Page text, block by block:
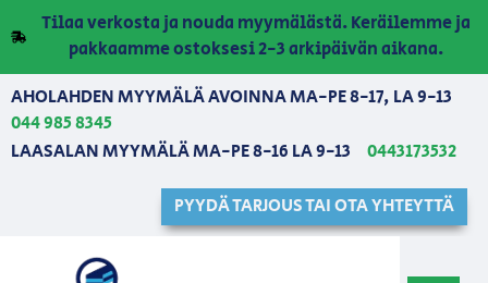
Tilaa verkosta ja nouda myymälästä. Keräilemme ja
pakkaamme ostoksesi 2-3 arkipäivän aikana.
AHOLAHDEN MYYMÄLÄ AVOINNA MA-PE 8-17, LA 9-13
044 985 8345
LAASALAN MYYMÄLÄ MA-PE 8-16 LA 9-13
0443173532
PYYDÄ TARJOUS TAI OTA YHTEYTTÄ